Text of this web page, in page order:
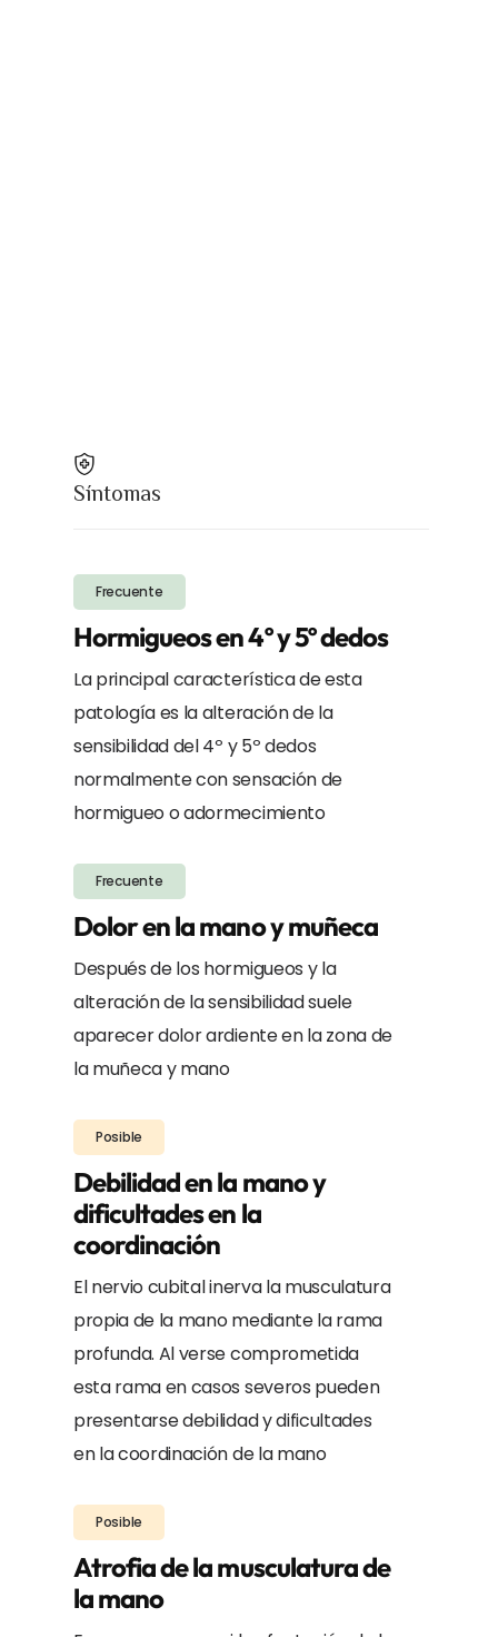
Síntomas
Frecuente
Hormigueos en 4º y 5º dedos
La principal característica de esta
patología es la alteración de la
sensibilidad del 4º y 5º dedos
normalmente con sensación de
hormigueo o adormecimiento
Frecuente
Dolor en la mano y muñeca
Después de los hormigueos y la
alteración de la sensibilidad suele
aparecer dolor ardiente en la zona de
la muñeca y mano
Posible
Debilidad en la mano y
dificultades en la
coordinación
El nervio cubital inerva la musculatura
propia de la mano mediante la rama
profunda. Al verse comprometida
esta rama en casos severos pueden
presentarse debilidad y dificultades
en la coordinación de la mano
Posible
Atrofia de la musculatura de
la mano